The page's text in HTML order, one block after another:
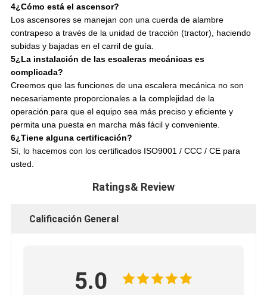
4¿Cómo está el ascensor?
Los ascensores se manejan con una cuerda de alambre
contrapeso a través de la unidad de tracción (tractor), haciendo
subidas y bajadas en el carril de guía.
5¿La instalación de las escaleras mecánicas es
complicada?
Creemos que las funciones de una escalera mecánica no son
necesariamente proporcionales a la complejidad de la
operación.para que el equipo sea más preciso y eficiente y
permita una puesta en marcha más fácil y conveniente.
6¿Tiene alguna certificación?
Sí, lo hacemos con los certificados ISO9001 / CCC / CE para
usted.
Ratings& Review
Calificación General
5.0